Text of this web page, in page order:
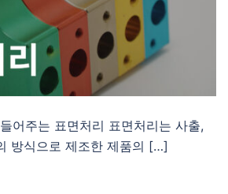
어주는 표면처리 표면처리는 사출,
방식으로 제조한 제품의 […]